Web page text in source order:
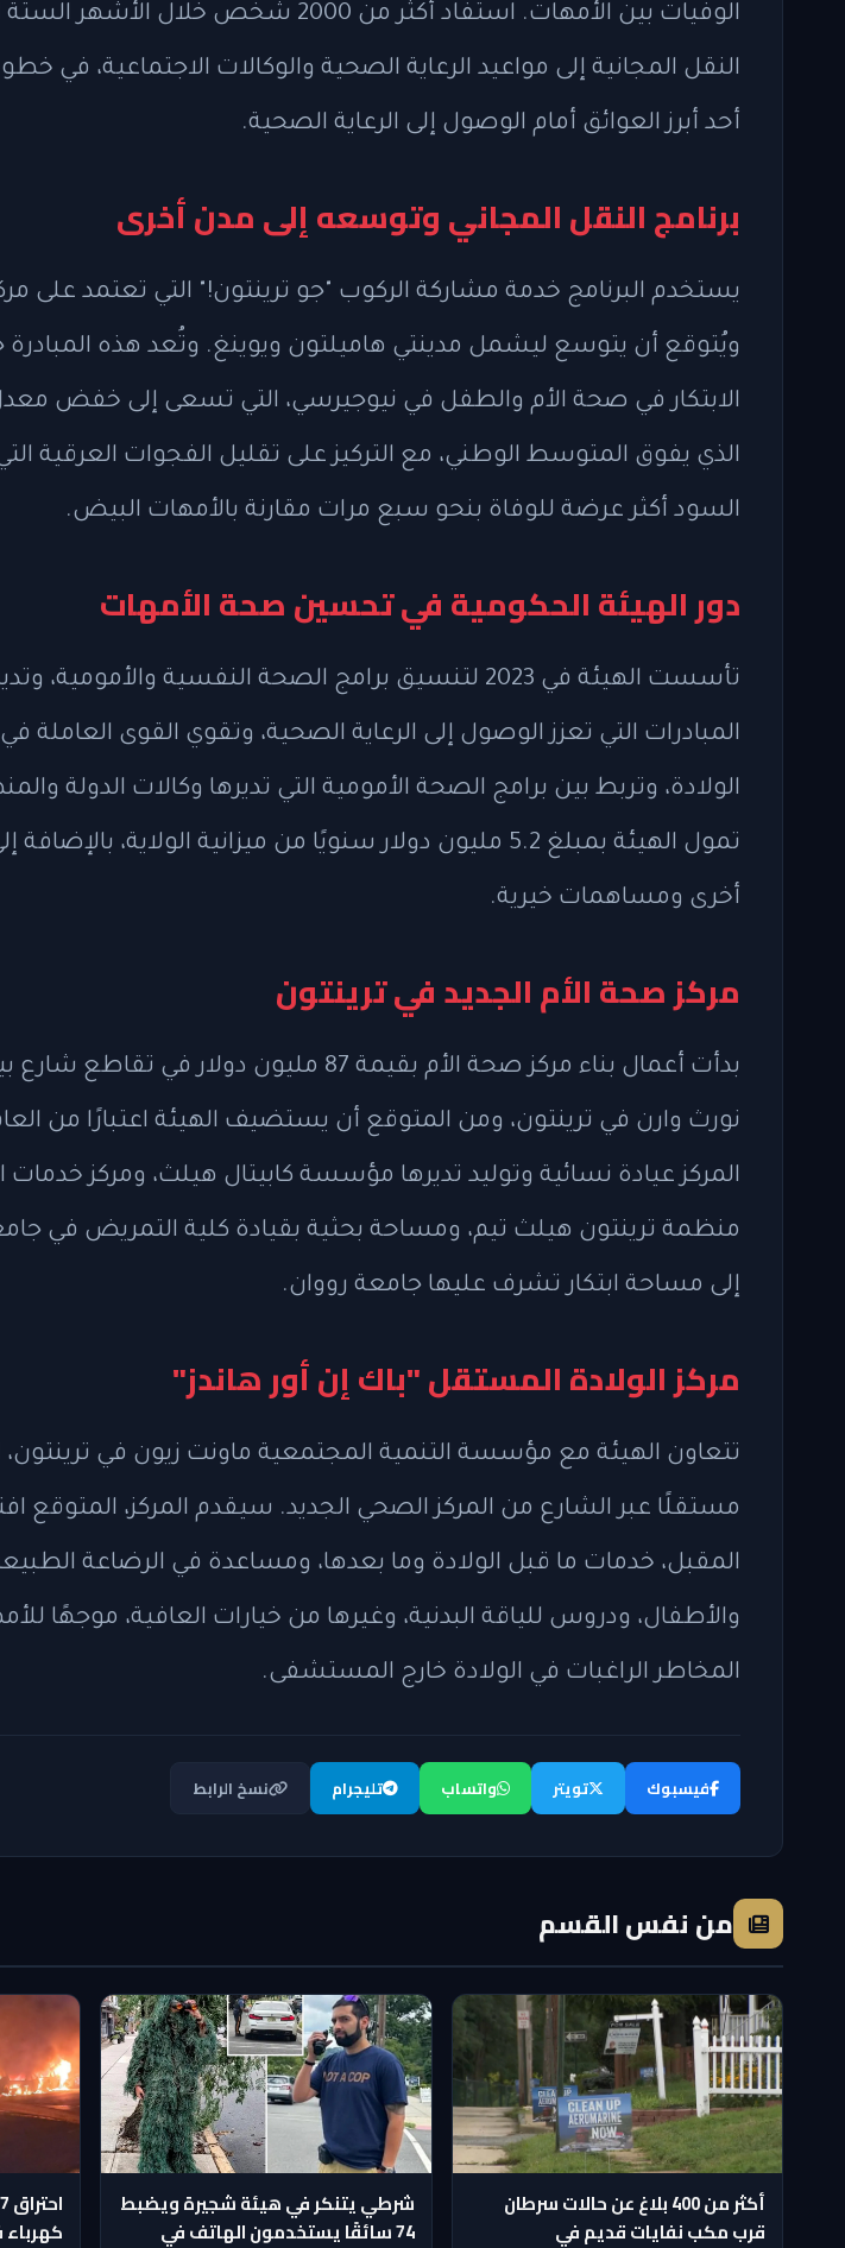
الوفيات بين الأمهات. استفاد أكثر من 2000 شخص
النقل المجانية إلى مواعيد الرعاية الصحية والوكالات الاجتماعية، في
أحد أبرز العوائق أمام الوصول إلى الرعاية الصحية.
برنامج النقل المجاني وتوسعه إلى مدن أخرى
يستخدم البرنامج خدمة مشاركة الركوب "جو ترينتون!" التي تعتمد على
ويُتوقع أن يتوسع ليشمل مدينتي هاميلتون ويوينغ. وتُعد هذه
الابتكار في صحة الأم والطفل في نيوجيرسي، التي تسعى إلى خفض
الذي يفوق المتوسط الوطني، مع التركيز على تقليل الفجوات العرقية
السود أكثر عرضة للوفاة بنحو سبع مرات مقارنة بالأمهات البيض.
دور الهيئة الحكومية في تحسين صحة الأمهات
تأسست الهيئة في 2023 لتنسيق برامج الصحة النفسية
المبادرات التي تعزز الوصول إلى الرعاية الصحية، وتقوي القوى العاملة
الولادة، وتربط بين برامج الصحة الأمومية التي تديرها وكالات الدولة
تمول الهيئة بمبلغ 5.2 مليون دولار سنويًا من ميزانية الولاية،
أخرى ومساهمات خيرية.
مركز صحة الأم الجديد في ترينتون
بدأت أعمال بناء مركز صحة الأم بقيمة 87 مليون دولار
نورث وارن في ترينتون، ومن المتوقع أن يستضيف الهيئة اعتبارًا من
المركز عيادة نسائية وتوليد تديرها مؤسسة كابيتال هيلث، ومركز خدمات
منظمة ترينتون هيلث تيم، ومساحة بحثية بقيادة كلية التمريض في
إلى مساحة ابتكار تشرف عليها جامعة رووان.
مركز الولادة المستقل "باك إن أور هاندز"
تتعاون الهيئة مع مؤسسة التنمية المجتمعية ماونت زيون في ترينتون،
مستقلًا عبر الشارع من المركز الصحي الجديد. سيقدم المركز، المتوقع
المقبل، خدمات ما قبل الولادة وما بعدها، ومساعدة في الرضاعة
والأطفال، ودروس للياقة البدنية، وغيرها من خيارات العافية، موجهًا
المخاطر الراغبات في الولادة خارج المستشفى.
فيسبوك تويتر واتساب تليجرام نسخ الرابط
من نفس القسم
أكثر من 400 بلاغ عن حالات سرطان
قرب مكب نفايات قديم في
شرطي يتنكر في هيئة شجيرة ويضبط
74 سائقًا يستخدمون الهاتف في